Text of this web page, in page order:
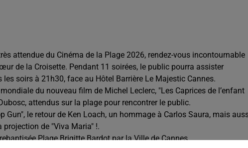
attendue du Cinéma de la Plage 2026, rendez-vous incontournable
de la Croisette. Pendant 11 soirées, le public pourra assister
soirs à 21h30, face au Hôtel Barrière Le Majestic Cannes.
du nouveau film de Michel Leclerc, "Les Caprices de l’enfant
attendus sur la plage pour rencontrer le public.
Gun", le retour de Ken Loach, un hommage à Carlos Saura, mais
de "Viva Maria" !.
Plage Brigitte Bardot par la Ville de Cannes.